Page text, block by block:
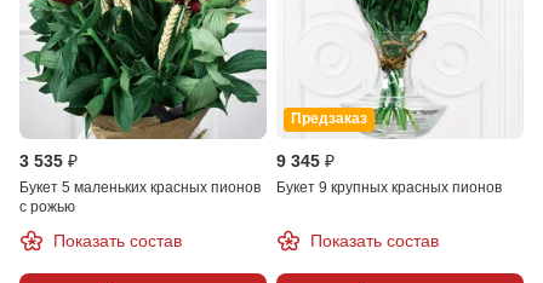
3 535 ₽
Букет 5 маленьких красных пионов
с рожью
Показать состав
Предзаказ
9 345 ₽
Букет 9 крупных красных пионов
Показать состав